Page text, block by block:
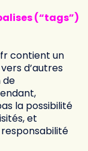
(“tags”)
contient un
d’autres
de
la possibilité
et